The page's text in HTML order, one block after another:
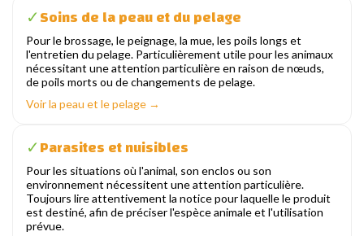
✓Soins de la peau et du pelage
Pour le brossage, le peignage, la mue, les poils longs et
l'entretien du pelage. Particulièrement utile pour les animaux
nécessitant une attention particulière en raison de nœuds,
de poils morts ou de changements de pelage.
Voir la peau et le pelage →
✓Parasites et nuisibles
Pour les situations où l'animal, son enclos ou son
environnement nécessitent une attention particulière.
Toujours lire attentivement la notice pour laquelle le produit
est destiné, afin de préciser l'espèce animale et l'utilisation
prévue.